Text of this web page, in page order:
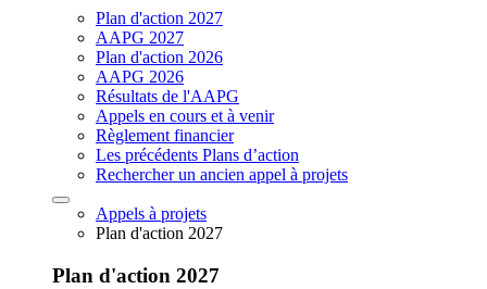
Plan d'action 2027
AAPG 2027
Plan d'action 2026
AAPG 2026
Résultats de l'AAPG
Appels en cours et à venir
Règlement financier
Les précédents Plans d’action
Rechercher un ancien appel à projets
Appels à projets
Plan d'action 2027
Plan d'action 2027